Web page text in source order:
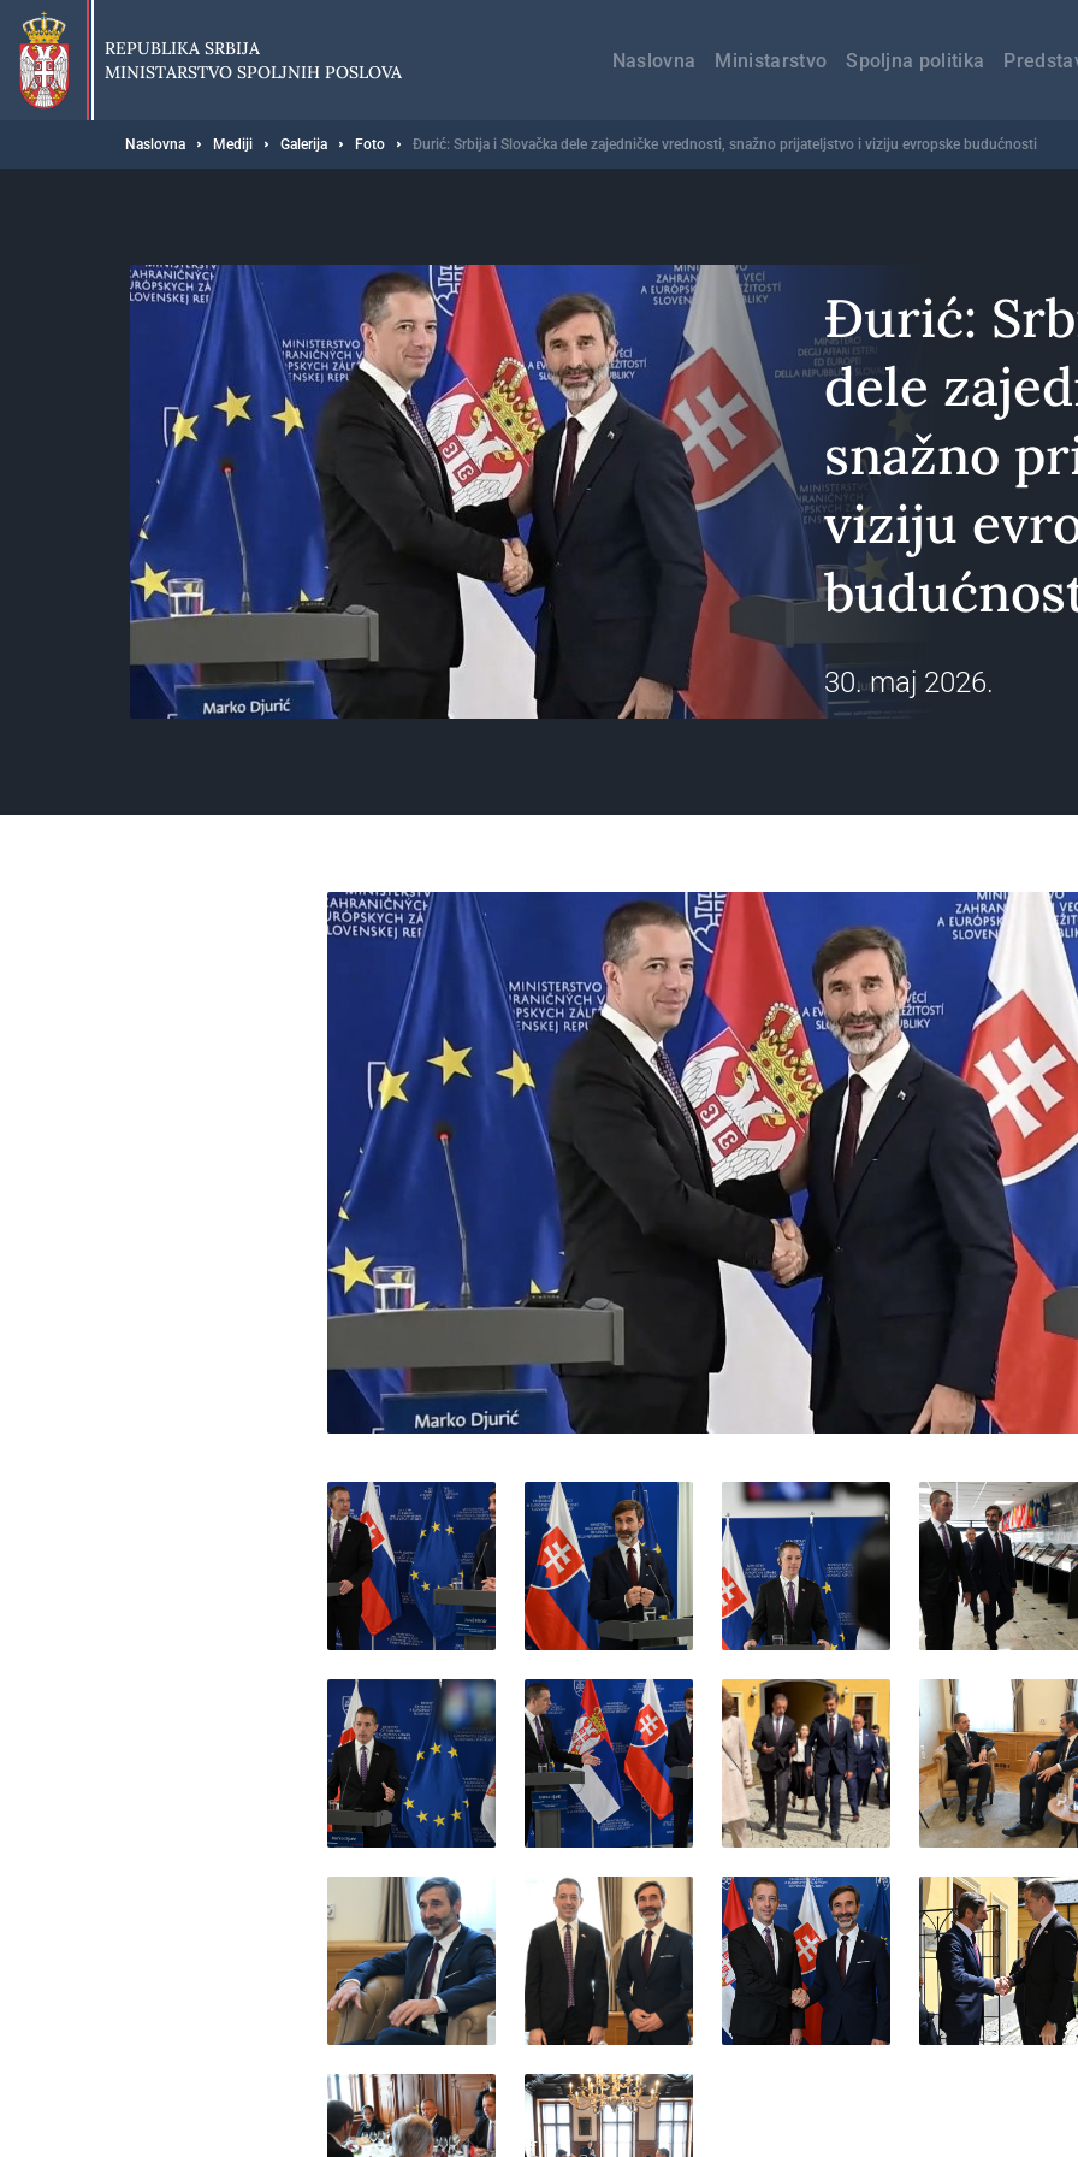
Preskoči
glavni
deo
sadržaja
REPUBLIKA SRBIJA
MINISTARSTVO SPOLJNIH POSLOVA
навигација
Naslovna Ministarstvo Spoljna politika
Breadcrumb
Naslovna Mediji Galerija Foto Đurić: Srbija i Slovačka dele zajedničke vrednosti, snažno prijateljstvo i viziju evropske budućnosti
Đurić:
dele
snažno
viziju
30. maj 2026.